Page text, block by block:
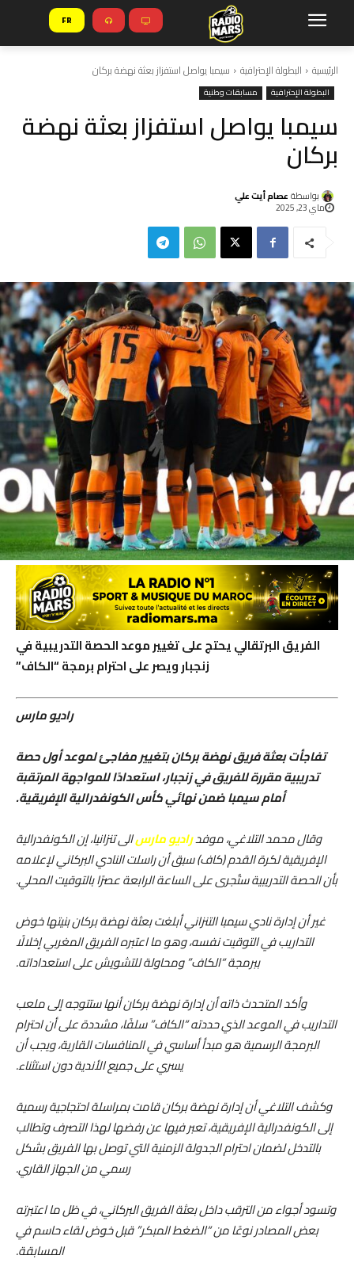
FR
الرئيسية البطولة الإحترافية سيمبا يواصل استفزاز بعثة نهضة بركان
البطولة الإحترافية مسابقات وطنية
سيمبا يواصل استفزاز بعثة نهضة
بركان
بواسطة عصام أيت علي
ماي 23, 2025
الفريق البرتقالي يحتج على تغيير موعد الحصة التدريبية في
زنجبار ويصر على احترام برمجة “الكاف”
راديو مارس
تفاجأت بعثة فريق نهضة بركان بتغيير مفاجئ لموعد أول حصة
تدريبية مقررة للفريق في زنجبار، استعدادًا للمواجهة المرتقبة
أمام سيمبا ضمن نهائي كأس الكونفدرالية الإفريقية.
وقال محمد التلاغي، موفدراديو مارسالى تنزانيا، إن الكونفدرالية
الإفريقية لكرة القدم (كاف) سبق أن راسلت النادي البركاني لإعلامه
بأن الحصة التدريبية ستُجرى على الساعة الرابعة عصرًا بالتوقيت المحلي.
غير أن إدارة نادي سيمبا التنزاني أبلغت بعثة نهضة بركان بنيتها خوض
التداريب في التوقيت نفسه، وهو ما اعتبره الفريق المغربي إخلالًا
ببرمجة “الكاف” ومحاولة للتشويش على استعداداته.
وأكد المتحدث ذاته أن إدارة نهضة بركان أنها ستتوجه إلى ملعب
التداريب في الموعد الذي حددته “الكاف” سلفًا، مشددة على أن احترام
البرمجة الرسمية هو مبدأ أساسي في المنافسات القارية، ويجب أن
يسري على جميع الأندية دون استثناء.
وكشف التلاغي أن إدارة نهضة بركان قامت بمراسلة احتجاجية رسمية
إلى الكونفدرالية الإفريقية، تعبر فيها عن رفضها لهذا التصرف وتطالب
بالتدخل لضمان احترام الجدولة الزمنية التي توصل بها الفريق بشكل
رسمي من الجهاز القاري.
وتسود أجواء من الترقب داخل بعثة الفريق البركاني، في ظل ما اعتبرته
بعض المصادر نوعًا من “الضغط المبكر” قبل خوض لقاء حاسم في
المسابقة.